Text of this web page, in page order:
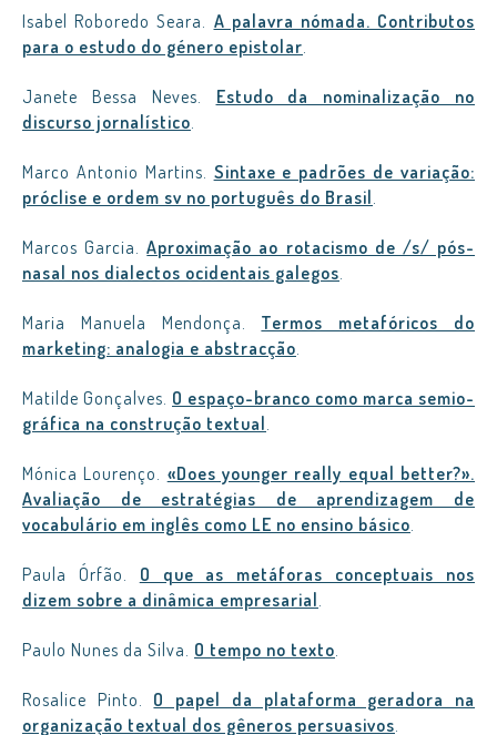
Isabel Roboredo Seara. A palavra nómada. Contributos
para o estudo do género epistolar.
Janete Bessa Neves. Estudo da nominalização no
discurso jornalístico.
Marco Antonio Martins. Sintaxe e padrões de variação:
próclise e ordem sv no português do Brasil.
Marcos Garcia.Aproximação ao rotacismo de /s/ pós-
nasal nos dialectos ocidentais galegos.
Maria Manuela Mendonça. Termos metafóricos do
marketing: analogia e abstracção.
Matilde Gonçalves. O espaço-branco como marca semio-
gráfica na construção textual.
Mónica Lourenço. «Does younger really equal better?».
Avaliação de estratégias de aprendizagem de
vocabulário em inglês como LE no ensino básico.
Paula Órfão. O que as metáforas conceptuais nos
dizem sobre a dinâmica empresarial.
Paulo Nunes da Silva. O tempo no texto.
Rosalice Pinto. O papel da plataforma geradora na
organização textual dos gêneros persuasivos.